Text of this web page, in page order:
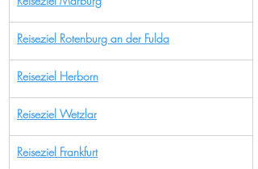
Reiseziel Rotenburg an der Fulda
Reiseziel Herborn
Reiseziel Wetzlar
Reiseziel Frankfurt